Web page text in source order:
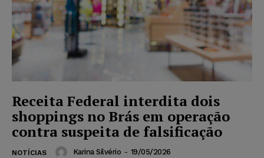
Receita Federal interdita dois
shoppings no Brás em operação
contra suspeita de falsificação
NOTÍCIAS Karina Silvério - 19/05/2026